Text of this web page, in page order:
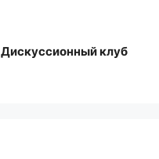
Дискуссионный клуб